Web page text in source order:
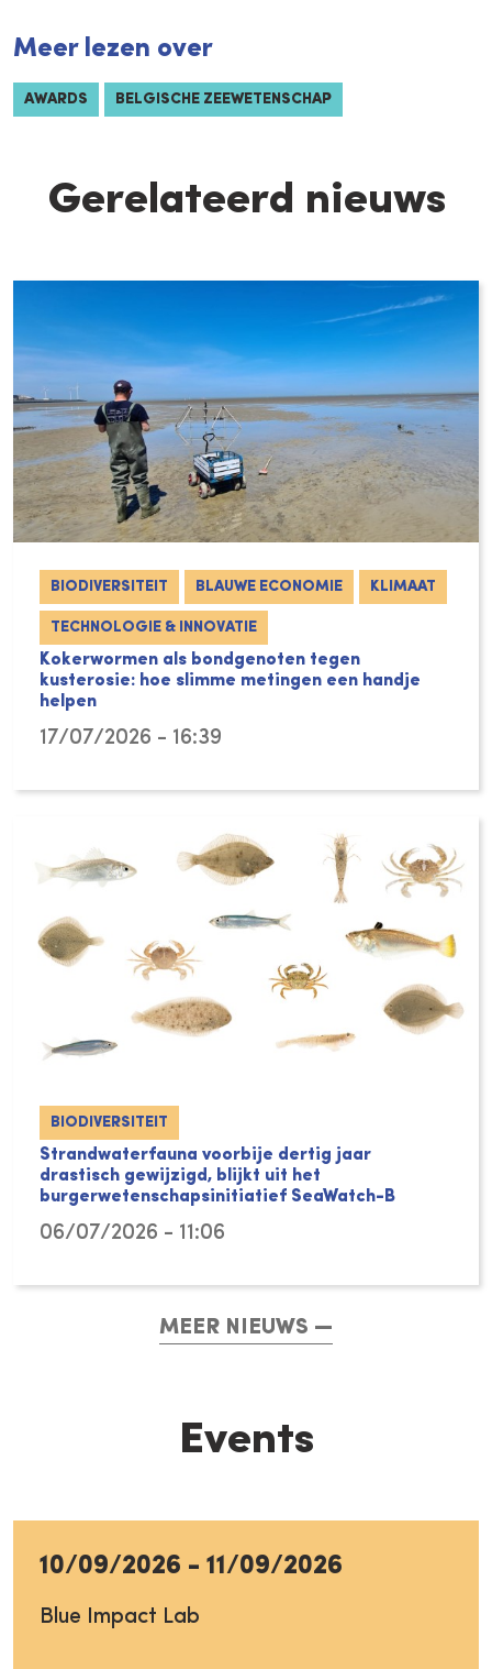
Meer lezen over
AWARDS BELGISCHE ZEEWETENSCHAP
Gerelateerd nieuws
BIODIVERSITEIT BLAUWE ECONOMIE KLIMAAT
TECHNOLOGIE & INNOVATIE
Kokerwormen als bondgenoten tegen
kusterosie: hoe slimme metingen een handje
helpen
17/07/2026 - 16:39
BIODIVERSITEIT
Strandwaterfauna voorbije dertig jaar
drastisch gewijzigd, blijkt uit het
burgerwetenschapsinitiatief SeaWatch-B
06/07/2026 - 11:06
MEER NIEUWS
Events
10/09/2026 - 11/09/2026
Blue Impact Lab